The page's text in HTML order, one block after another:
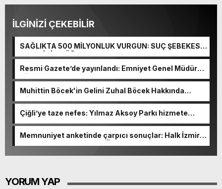
İLGİNİZİ ÇEKEBİLİR
SAĞLIKTA 500 MİLYONLUK VURGUN: SUÇ ŞEBEKESİ
KAÇIŞ İÇİN DÜĞMEYE BASTI!
Resmi Gazete’de yayınlandı: Emniyet Genel Müdürü
görevden alındı!
Muhittin Böcek'in Gelini Zuhal Böcek Hakkında
Gözaltı Kararı!
Çiğli’ye taze nefes: Yılmaz Aksoy Parkı hizmete
Memnuniyet anketinde çarpıcı sonuçlar: Halk İzmirli
başkanlardan memnun, Ömer Eşki ilk sırada
YORUM YAP